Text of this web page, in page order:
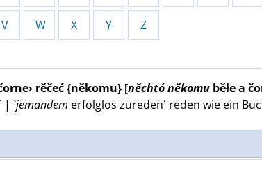
V W X Y Z
rěčeć {někomu} [něchtóněkomu běłe a
| `jemandem erfolglos zureden´ reden wie ein